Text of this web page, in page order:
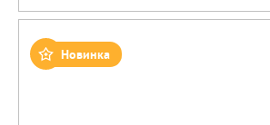
Новинка